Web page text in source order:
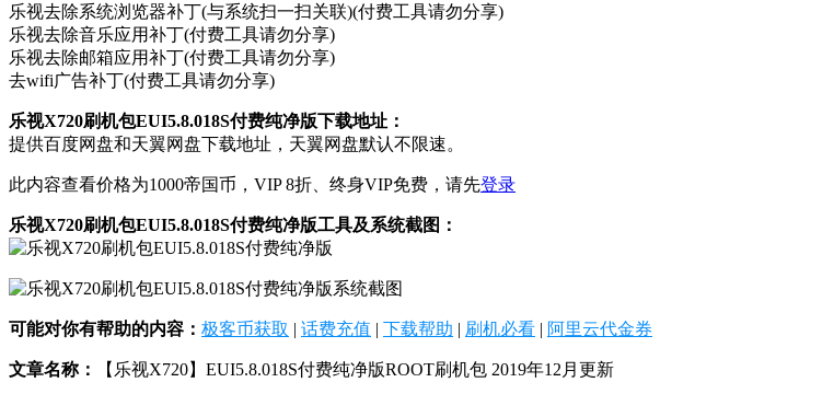
乐视去除系统浏览器补丁(与系统扫一扫关联)(付费工具请勿分享)
乐视去除音乐应用补丁(付费工具请勿分享)
乐视去除邮箱应用补丁(付费工具请勿分享)
去wifi广告补丁(付费工具请勿分享)
乐视X720刷机包EUI5.8.018S付费纯净版下载地址：
提供百度网盘和天翼网盘下载地址，天翼网盘默认不限速。
此内容查看价格为1000帝国币，VIP 8折、终身VIP免费，请先登录
乐视X720刷机包EUI5.8.018S付费纯净版工具及系统截图：
可能对你有帮助的内容： 极客币获取 | 话费充值 | 下载帮助 | 刷机必看 | 阿里云代金券
文章名称： 【乐视X720】EUI5.8.018S付费纯净版ROOT刷机包 2019年12月更新